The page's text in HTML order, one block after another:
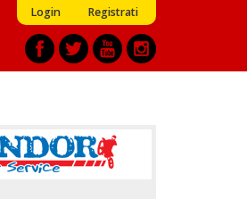
Login Registrati